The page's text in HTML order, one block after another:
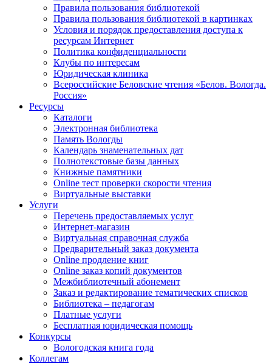
Правила пользования библиотекой
Правила пользования библиотекой в картинках
Условия и порядок предоставления доступа к
ресурсам Интернет
Политика конфиденциальности
Клубы по интересам
Юридическая клиника
Всероссийские Беловские чтения «Белов. Вологда.
Россия»
Ресурсы
Каталоги
Электронная библиотека
Память Вологды
Календарь знаменательных дат
Полнотекстовые базы данных
Книжные памятники
Online тест проверки скорости чтения
Виртуальные выставки
Услуги
Перечень предоставляемых услуг
Интернет-магазин
Виртуальная справочная служба
Предварительный заказ документа
Online продление книг
Online заказ копий документов
Межбиблиотечный абонемент
Заказ и редактирование тематических списков
Библиотека – педагогам
Платные услуги
Бесплатная юридическая помощь
Конкурсы
Вологодская книга года
Коллегам